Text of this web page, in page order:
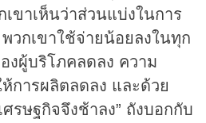
เขาเห็นว่าส่วนแบ่งในการ
วกเขาใช้จ่ายน้อยลงในทุก
งผู้บริโภคลดลง ความ
การผลิตลดลง และด้วย
รษฐกิจจึงช้าลง” ถังบอกกับ